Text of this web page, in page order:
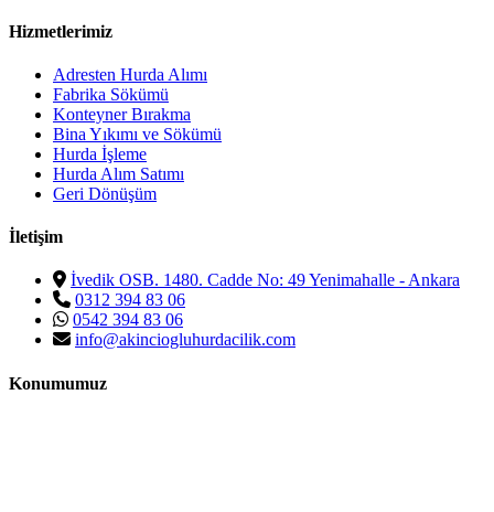
Hizmetlerimiz
Adresten Hurda Alımı
Fabrika Sökümü
Konteyner Bırakma
Bina Yıkımı ve Sökümü
Hurda İşleme
Hurda Alım Satımı
Geri Dönüşüm
İletişim
İvedik OSB. 1480. Cadde No: 49 Yenimahalle - Ankara
0312 394 83 06
0542 394 83 06
info@akinciogluhurdacilik.com
Konumumuz